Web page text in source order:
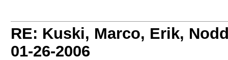
RE: Kuski, Marco, Erik,
01-26-2006